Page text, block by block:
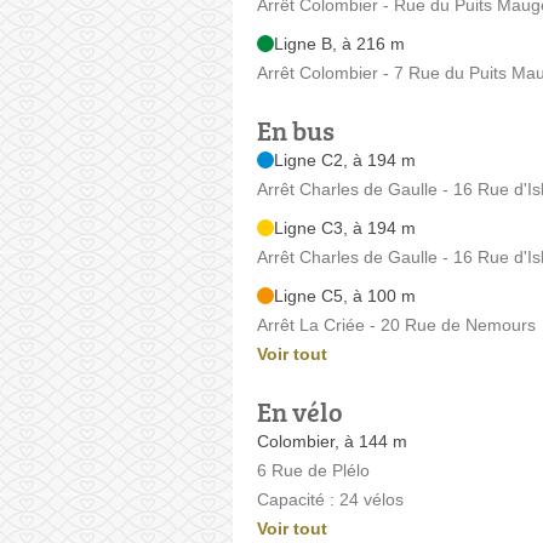
Arrêt Colombier - Rue du Puits
Ligne B, à 216 m
Arrêt Colombier - 7 Rue du Puits
En bus
Ligne C2, à 194 m
Arrêt Charles de Gaulle - 16 Rue
Ligne C3, à 194 m
Arrêt Charles de Gaulle - 16 Rue
Ligne C5, à 100 m
Arrêt La Criée - 20 Rue de Nemours
Voir tout
En vélo
Colombier, à 144 m
6 Rue de Plélo
Capacité : 24 vélos
Voir tout